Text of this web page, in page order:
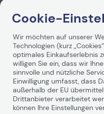
ProSupport Plus
beheben Sie
Erscheinung
Cookie-
Wir möchten auf unserer
Technologien (kurz
optimales Einkaufserlebnis
willigen Sie ein, dass wir
sinnvolle und nützliche
Einwilligung umfasst, dass
außerhalb der EU
Drittanbieter verarbeitet
können Ihre Einstellungen